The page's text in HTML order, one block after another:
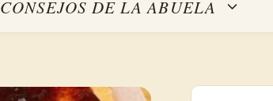
CONSEJOS DE LA ABUELA